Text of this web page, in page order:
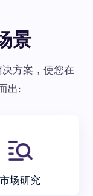
景
方案，使您在
出:
市场研究